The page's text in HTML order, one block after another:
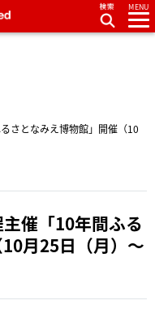
MENU
さとなみえ博物館」開催（10
催「10年間ふる
月25日（月）～